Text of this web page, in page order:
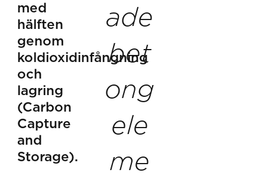
med
hälften
genom
koldioxidinfångning
och
lagring
(Carbon
Capture
and
Storage).
ade
bet
ong
ele
me